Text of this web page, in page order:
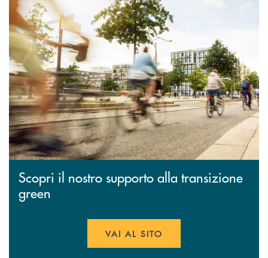
Scopri il nostro supporto alla transizione
green
VAI AL SITO